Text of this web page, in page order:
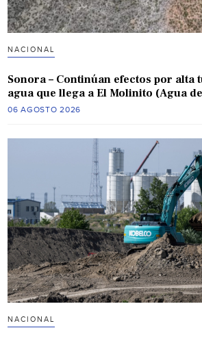
NACIONAL
Sonora – Continúan efectos por alta
agua que llega a El Molinito (Agua
06 AGOSTO 2026
NACIONAL